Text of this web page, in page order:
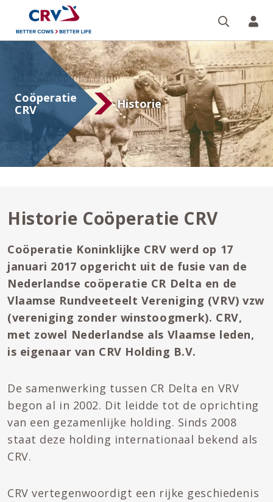
Historie
Coöperatie
CRV
Coöperatie
CRV
Historie
Historie Coöperatie CRV
Coöperatie Koninklijke CRV werd op 17
januari 2017 opgericht uit de fusie van de
Nederlandse coöperatie CR Delta en de
Vlaamse Rundveeteelt Vereniging (VRV) vzw
(vereniging zonder winstoogmerk). CRV,
met zowel Nederlandse als Vlaamse leden,
is eigenaar van CRV Holding B.V.
De samenwerking tussen CR Delta en VRV
begon al in 2002. Dit leidde tot de oprichting
van een gezamenlijke holding. Sinds 2008
staat deze holding internationaal bekend als
CRV.
CRV vertegenwoordigt een rijke geschiedenis